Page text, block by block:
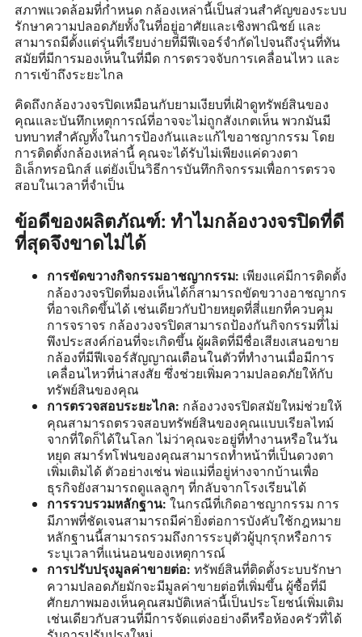
สภาพแวดล้อมที่กำหนด กล้องเหล่านี้เป็นส่วนสำคัญของระบบ
รักษาความปลอดภัยทั้งในที่อยู่อาศัยและเชิงพาณิชย์ และ
สามารถมีตั้งแต่รุ่นที่เรียบง่ายที่มีฟีเจอร์จำกัดไปจนถึงรุ่นที่ทัน
สมัยที่มีการมองเห็นในที่มืด การตรวจจับการเคลื่อนไหว และ
การเข้าถึงระยะไกล
คิดถึงกล้องวงจรปิดเหมือนกับยามเงียบที่เฝ้าดูทรัพย์สินของ
คุณและบันทึกเหตุการณ์ที่อาจจะไม่ถูกสังเกตเห็น พวกมันมี
บทบาทสำคัญทั้งในการป้องกันและแก้ไขอาชญากรรม โดย
การติดตั้งกล้องเหล่านี้ คุณจะได้รับไม่เพียงแค่ดวงตา
อิเล็กทรอนิกส์ แต่ยังเป็นวิธีการบันทึกกิจกรรมเพื่อการตรวจ
สอบในเวลาที่จำเป็น
ข้อดีของผลิตภัณฑ์: ทำไมกล้องวงจรปิดที่ดี
ที่สุดจึงขาดไม่ได้
การขัดขวางกิจกรรมอาชญากรรม: เพียงแค่มีการติดตั้ง
กล้องวงจรปิดที่มองเห็นได้ก็สามารถขัดขวางอาชญากร
ที่อาจเกิดขึ้นได้ เช่นเดียวกับป้ายหยุดที่สี่แยกที่ควบคุม
การจราจร กล้องวงจรปิดสามารถป้องกันกิจกรรมที่ไม่
พึงประสงค์ก่อนที่จะเกิดขึ้น ผู้ผลิตที่มีชื่อเสียงเสนอขาย
กล้องที่มีฟีเจอร์สัญญาณเตือนในตัวที่ทำงานเมื่อมีการ
เคลื่อนไหวที่น่าสงสัย ซึ่งช่วยเพิ่มความปลอดภัยให้กับ
ทรัพย์สินของคุณ
การตรวจสอบระยะไกล: กล้องวงจรปิดสมัยใหม่ช่วยให้
คุณสามารถตรวจสอบทรัพย์สินของคุณแบบเรียลไทม์
จากที่ใดก็ได้ในโลก ไม่ว่าคุณจะอยู่ที่ทำงานหรือในวัน
หยุด สมาร์ทโฟนของคุณสามารถทำหน้าที่เป็นดวงตา
เพิ่มเติมได้ ตัวอย่างเช่น พ่อแม่ที่อยู่ห่างจากบ้านเพื่อ
ธุรกิจยังสามารถดูแลลูกๆ ที่กลับจากโรงเรียนได้
การรวบรวมหลักฐาน: ในกรณีที่เกิดอาชญากรรม การ
มีภาพที่ชัดเจนสามารถมีค่ายิ่งต่อการบังคับใช้กฎหมาย
หลักฐานนี้สามารถรวมถึงการระบุตัวผู้บุกรุกหรือการ
ระบุเวลาที่แน่นอนของเหตุการณ์
การปรับปรุงมูลค่าขายต่อ: ทรัพย์สินที่ติดตั้งระบบรักษา
ความปลอดภัยมักจะมีมูลค่าขายต่อที่เพิ่มขึ้น ผู้ซื้อที่มี
ศักยภาพมองเห็นคุณสมบัติเหล่านี้เป็นประโยชน์เพิ่มเติม
เช่นเดียวกับสวนที่มีการจัดแต่งอย่างดีหรือห้องครัวที่ได้